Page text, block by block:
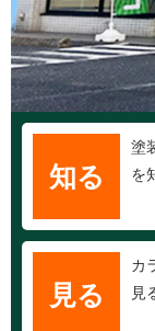
知る
塗
を
見る
カ
見